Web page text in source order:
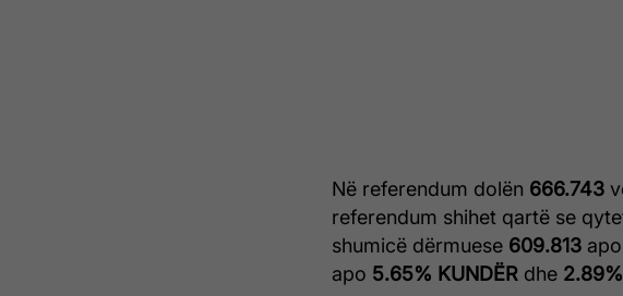
Në referendum dolën 666.743
referendum shihet qartë se
shumicë dërmuese 609.813 apo
apo 5.65% KUNDËR dhe 2.89%